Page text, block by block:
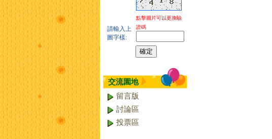
請輸入上
圖字樣:
點擊圖片可以更換驗
證碼
交流園地
留言版
討論區
投票區